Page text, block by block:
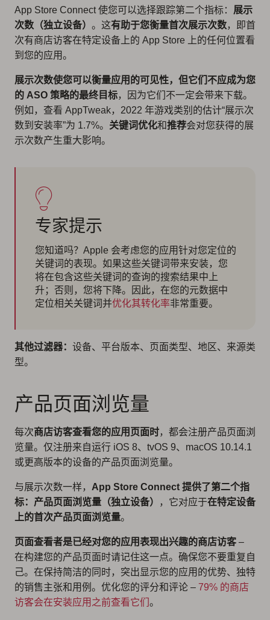
App Store Connect 使您可以选择跟踪第二个指标： 展示
次数（独立设备） 。这有助于您衡量首次展示次数，即首
次有商店访客在特定设备上的 App Store 上的任何位置看
到您的应用。
展示次数使您可以衡量应用的可见性，但它们不应成为您
的 ASO 策略的最终目标，因为它们不一定会带来下载。
例如，查看 AppTweak，2022 年游戏类别的估计“展示次
数到安装率”为 1.7%。 关键词优化和推荐会对您获得的展
示次数产生重大影响。
专家提示
您知道吗？Apple 会考虑您的应用针对您定位的
关键词的表现。如果这些关键词带来安装，您
将在包含这些关键词的查询的搜索结果中上
升；否则，您将下降。因此，在您的元数据中
定位相关关键词并优化其转化率非常重要。
其他过滤器： 设备、平台版本、页面类型、地区、来源类
型。
产品页面浏览量
每次商店访客查看您的应用页面时，都会注册产品页面浏
览量。仅注册来自运行 iOS 8、tvOS 9、macOS 10.14.1
或更高版本的设备的产品页面浏览量。
与展示次数一样， App Store Connect 提供了第二个指
标：产品页面浏览量（独立设备）
，它对应于在特定设备
上的首次产品页面浏览量。
页面查看者是已经对您的应用表现出兴趣的商店访客 –
在构建您的产品页面时请记住这一点。确保您不要重复自
己。在保持简洁的同时，突出显示您的应用的优势、独特
的销售主张和用例。优化您的评分和评论 – 79% 的商店
访客会在安装应用之前查看它们 。